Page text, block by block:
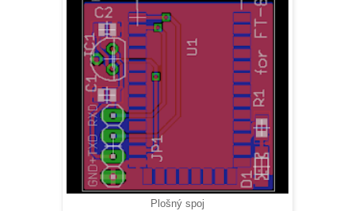
Plošný spoj